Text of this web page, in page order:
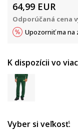
64,99 EUR
Odporúčaná cena
Upozorniť ma na
K dispozícii vo
Vyber si veľkosť: